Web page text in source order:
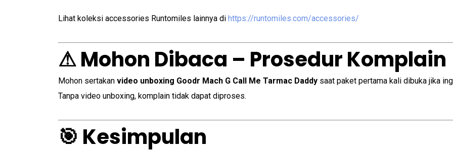
Lihat koleksi accessories Runtomiles lainnya di https://runtomiles.com/accessories/
⚠ Mohon Dibaca – Prosedur Komplain
Mohon sertakan video unboxing Goodr Mach G Call Me Tarmac Daddy saat paket pertama kali dibuka jika
Tanpa video unboxing, komplain tidak dapat diproses.
🎯 Kesimpulan